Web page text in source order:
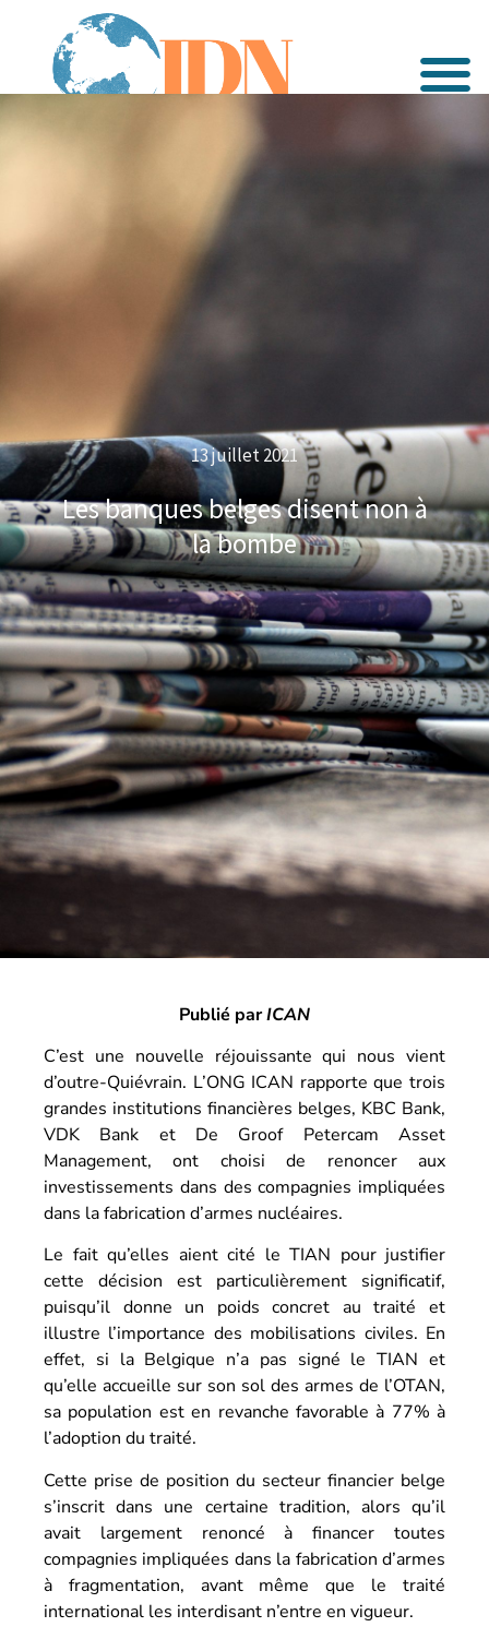
13 juillet 2021
Les banques belges disent non à
la bombe
Publié parICAN
C’est une nouvelle réjouissante qui nous vient
d’outre-Quiévrain. L’ONG ICAN rapporte que trois
grandes institutions financières belges, KBC Bank,
VDK Bank et De Groof Petercam Asset
Management, ont choisi de renoncer aux
investissements dans des compagnies impliquées
dans la fabrication d’armes nucléaires.
Le fait qu’elles aient cité le TIAN pour justifier
cette décision est particulièrement significatif,
puisqu’il donne un poids concret au traité et
illustre l’importance des mobilisations civiles. En
effet, si la Belgique n’a pas signé le TIAN et
qu’elle accueille sur son sol des armes de l’OTAN,
sa population est en revanche favorable à 77% à
l’adoption du traité.
Cette prise de position du secteur financier belge
s’inscrit dans une certaine tradition, alors qu’il
avait largement renoncé à financer toutes
compagnies impliquées dans la fabrication d’armes
à fragmentation, avant même que le traité
international les interdisant n’entre en vigueur.